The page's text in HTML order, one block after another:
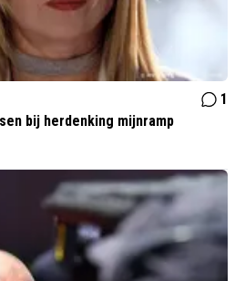
1
bij herdenking mijnramp